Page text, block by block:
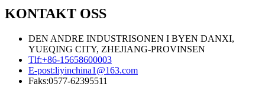
KONTAKT OSS
DEN ANDRE INDUSTRISONEN I BYEN DANXI,
YUEQING CITY, ZHEJIANG-PROVINSEN
Tlf:+86-15658600003
E-post:liyinchina1@163.com
Faks:0577-62395511